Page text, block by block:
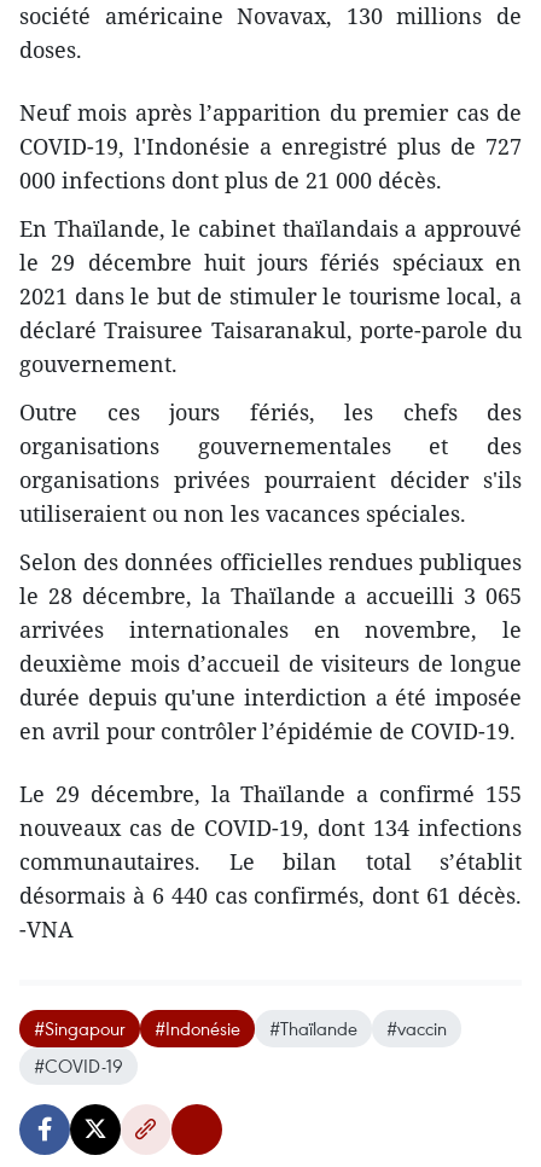
société américaine Novavax, 130 millions de
doses.
Neuf mois après l’apparition du premier cas de
COVID-19, l'Indonésie a enregistré plus de 727
000 infections dont plus de 21 000 décès.
En Thaïlande, le cabinet thaïlandais a approuvé
le 29 décembre huit jours fériés spéciaux en
2021 dans le but de stimuler le tourisme local, a
déclaré Traisuree Taisaranakul, porte-parole du
gouvernement.
Outre ces jours fériés, les chefs des
organisations gouvernementales et des
organisations privées pourraient décider s'ils
utiliseraient ou non les vacances spéciales.
Selon des données officielles rendues publiques
le 28 décembre, la Thaïlande a accueilli 3 065
arrivées internationales en novembre, le
deuxième mois d’accueil de visiteurs de longue
durée depuis qu'une interdiction a été imposée
en avril pour contrôler l’épidémie de COVID-19.
Le 29 décembre, la Thaïlande a confirmé 155
nouveaux cas de COVID-19, dont 134 infections
communautaires. Le bilan total s’établit
désormais à 6 440 cas confirmés, dont 61 décès.
-VNA
#Singapour #Indonésie #Thaïlande
#vaccin
#COVID-19